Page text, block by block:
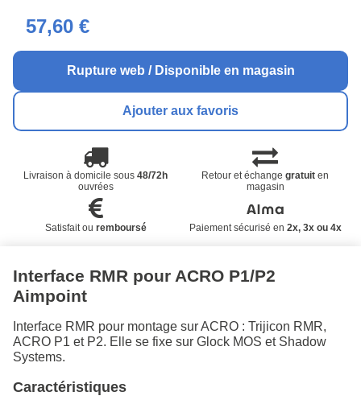
57,60 €
Rupture web / Disponible en magasin
Ajouter aux favoris
Livraison à domicile sous48/72h
ouvrées
Retour et échangegratuit en
magasin
Satisfait ou remboursé Paiement sécurisé en 2x, 3x ou 4x
Interface RMR pour ACRO P1/P2
Aimpoint
Interface RMR pour montage sur ACRO : Trijicon RMR,
ACRO P1 et P2. Elle se fixe sur Glock MOS et Shadow
Systems.
Caractéristiques